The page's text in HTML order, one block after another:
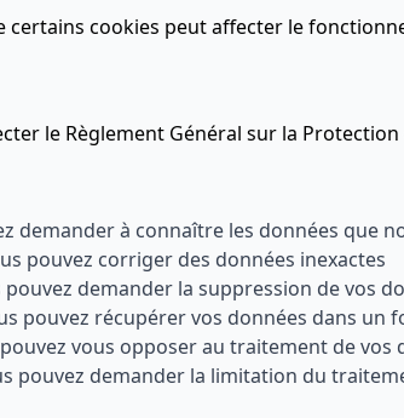
certains cookies peut affecter le
le Règlement Général sur la
demander à connaître les données que
pouvez corriger des données inexactes
pouvez demander la suppression de vos
pouvez récupérer vos données dans un
vous opposer au traitement de vos
pouvez demander la limitation du